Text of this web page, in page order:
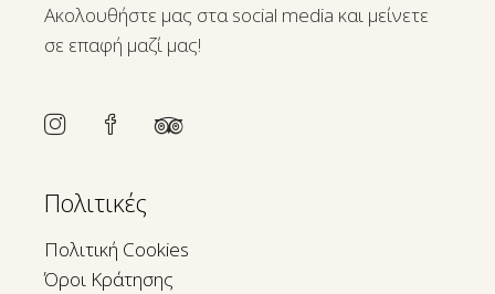
Ακολουθήστε μας στα social media και μείνετε
σε επαφή μαζί μας!
Πολιτικές
Πολιτική Cookies
Όροι Κράτησης